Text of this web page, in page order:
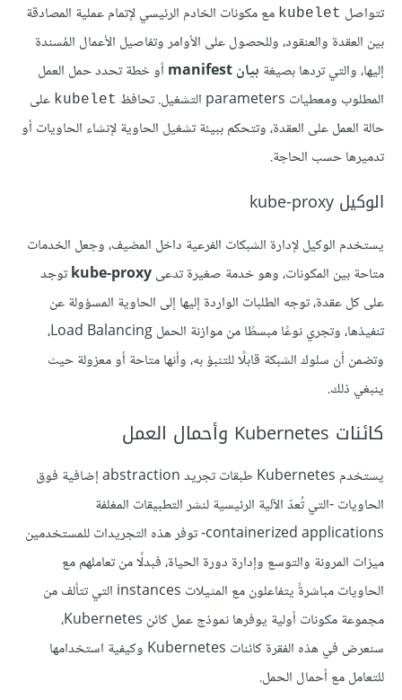
تتواصل kubelet مع مكونات الخادم الرئيسي لإتمام عملية المصادقة
بين العقدة والعنقود، وللحصول على الأوامر وتفاصيل الأعمال المُسندة
إليها، والتي تردها بصيغة بيان manifest
أو خطة تحدد حمل العمل
المطلوب ومعطيات parameters التشغيل. تحافظ
kubelet على
حالة العمل على العقدة، وتتحكم ببيئة تشغيل الحاوية لإنشاء الحاويات أو
تدميرها حسب الحاجة.
الوكيل kube-proxy
يستخدم الوكيل لإدارة الشبكات الفرعية داخل المضيف، وجعل الخدمات
متاحة بين المكونات، وهو خدمة صغيرة تدعىkube-proxyتوجد
على كل عقدة، توجه الطلبات الواردة إليها إلى الحاوية المسؤولة عن
تنفيذها، وتجري نوعًا مبسطًا من موازنة الحمل Load Balancing،
وتضمن أن سلوك الشبكة قابلًا للتنبؤ به، وأنها متاحة أو معزولة حيث
ينبغي ذلك.
كائنات Kubernetes وأحمال العمل
يستخدم Kubernetes طبقات تجريد abstraction إضافية فوق
الحاويات -التي تُعدّ الآلية الرئيسية لنشر التطبيقات المغلفة
containerized applications- توفر هذه التجريدات للمستخدمين
ميزات المرونة والتوسع وإدارة دورة الحياة، فبدلًا من تعاملهم مع
الحاويات مباشرةً يتفاعلون مع المثيلات instances التي تتألف من
مجموعة مكونات أولية يوفرها نموذج عمل كائن Kubernetes،
سنعرض في هذه الفقرة كائنات Kubernetes وكيفية استخدامها
للتعامل مع أحمال الحمل.